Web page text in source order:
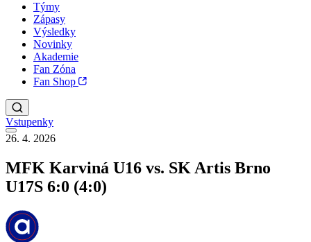
Týmy
Zápasy
Výsledky
Novinky
Akademie
Fan Zóna
Fan Shop
Vstupenky
26. 4. 2026
MFK Karviná U16 vs. SK Artis Brno
U17S 6:0 (4:0)